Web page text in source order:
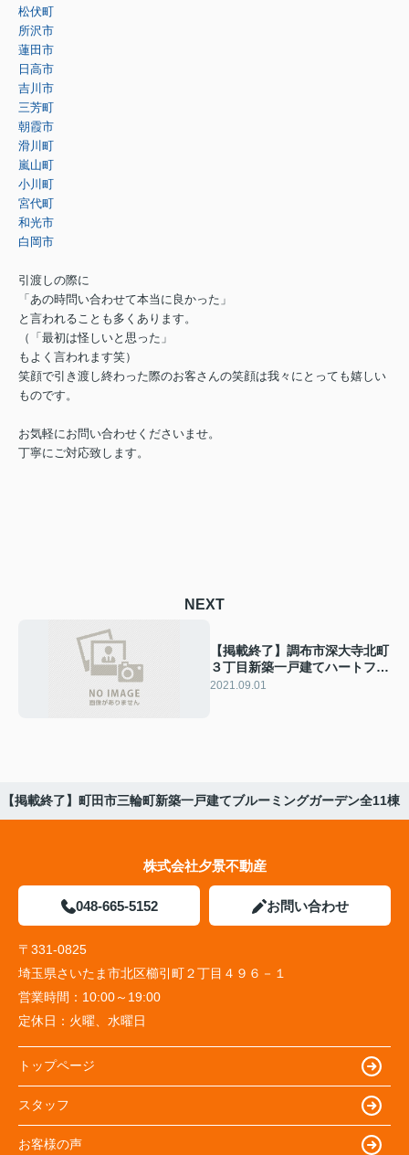
松伏町
所沢市
蓮田市
日高市
吉川市
三芳町
朝霞市
滑川町
嵐山町
小川町
宮代町
和光市
白岡市
引渡しの際に
「あの時問い合わせて本当に良かった」
と言われることも多くあります。
（「最初は怪しいと思った」
もよく言われます笑）
笑顔で引き渡し終わった際のお客さんの笑顔は我々にとっても嬉しい
ものです。
お気軽にお問い合わせくださいませ。
丁寧にご対応致します。
NEXT
【掲載終了】調布市深大寺北町
３丁目新築一戸建てハートフル
タウン全3棟
2021.09.01
【掲載終了】町田市三輪町新築一戸建てブルーミングガーデン全11棟
株式会社夕景不動産
048-665-5152 お問い合わせ
〒331-0825
埼玉県さいたま市北区櫛引町２丁目４９６－１
営業時間： 10:00～19:00
定休日： 火曜、水曜日
トップページ
スタッフ
お客様の声